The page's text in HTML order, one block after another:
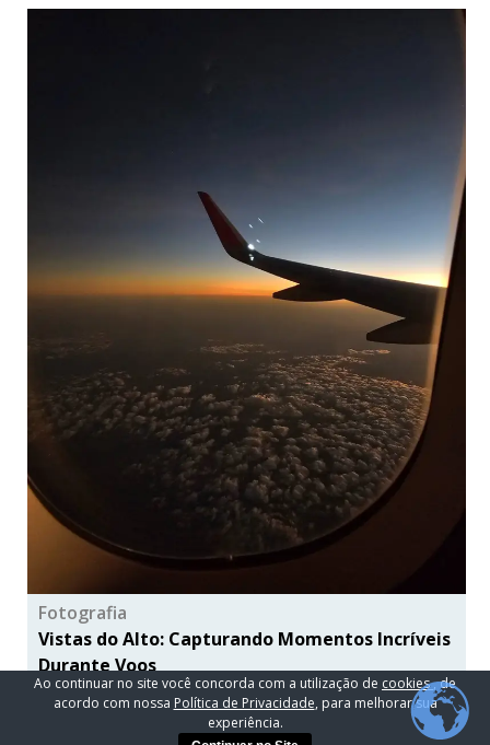
Fotografia
Vistas do Alto: Capturando Momentos Incríveis
Durante Voos
2 anos ago
Ao continuar no site você concorda com a utilização de cookies, de
acordo com nossa Política de Privacidade, para melhorar sua
experiência.